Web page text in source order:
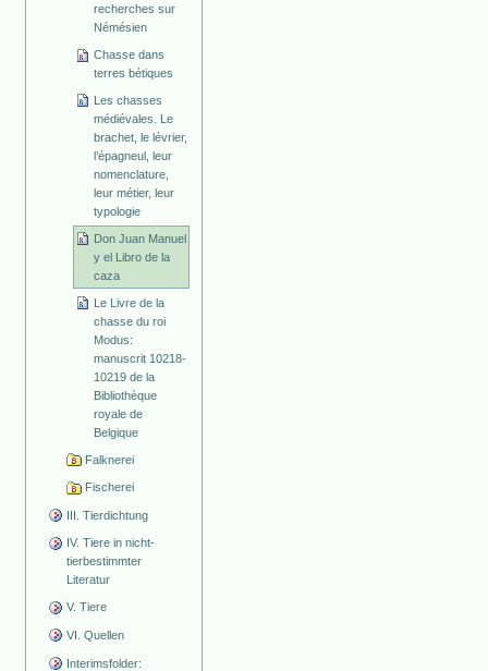
recherches sur
Némésien
Chasse dans
terres bétiques
Les chasses
médiévales. Le
brachet, le lévrier,
l’épagneul, leur
nomenclature,
leur métier, leur
typologie
Don Juan Manuel
y el Libro de la
caza
Le Livre de la
chasse du roi
Modus:
manuscrit 10218-
10219 de la
Bibliothèque
royale de
Belgique
Falknerei
Fischerei
III. Tierdichtung
IV. Tiere in nicht-
tierbestimmter
Literatur
V. Tiere
VI. Quellen
Interimsfolder: